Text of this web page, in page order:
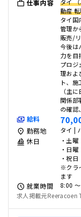
仕事内容
タイ
動産
タイ国
管理か
販売/
今後は
力を目
プロジ
理およ
ト、
（主
関係部
の確認
給料
勤務地 タイ |
休日
・土曜
・日曜
・祝日
※クラ
ます
就業時間
8:00
求人掲載元Reeracoen